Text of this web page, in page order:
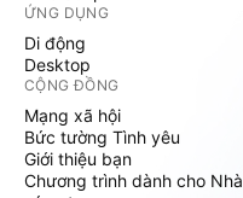
ỨNG DỤNG
Di động
Desktop
CỘNG ĐỒNG
Mạng xã hội
Bức tường Tình yêu
Giới thiệu bạn
Chương trình dành cho Nhà